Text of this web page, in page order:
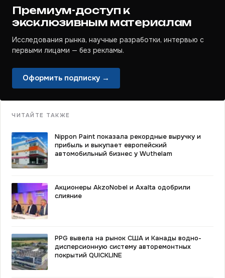
Премиум-доступ к
эксклюзивным материалам
Исследования рынка, научные разработки, интервью с
первыми лицами — без рекламы.
Оформить подписку →
ЧИТАЙТЕ ТАКЖЕ
Nippon Paint показала рекордные выручку и
прибыль и выкупает европейский
автомобильный бизнес у Wuthelam
Акционеры AkzoNobel и Axalta одобрили
слияние
PPG вывела на рынок США и Канады водно-
дисперсионную систему авторемонтных
покрытий QUICKLINE